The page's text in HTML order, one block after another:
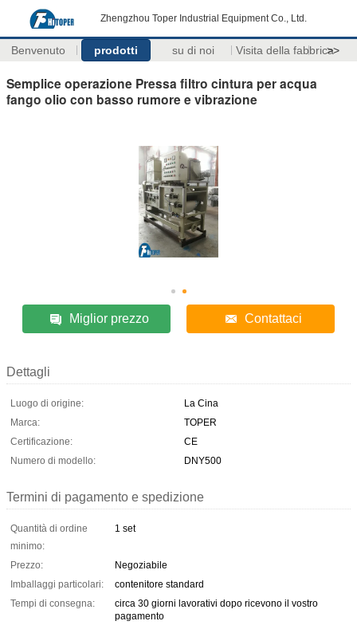
Zhengzhou Toper Industrial Equipment Co., Ltd.
Benvenuto prodotti su di noi Visita della fabbrica>>
Semplice operazione Pressa filtro cintura per acqua
fango olio con basso rumore e vibrazione
Miglior prezzo Contattaci
Dettagli
Luogo di origine:
La Cina
Marca:
TOPER
Certificazione:
CE
Numero di modello:
DNY500
Termini di pagamento e spedizione
Quantità di ordine
minimo:
1 set
Prezzo:
Negoziabile
Imballaggi particolari:
contenitore standard
Tempi di consegna:
circa 30 giorni lavorativi dopo ricevono il vostro
pagamento